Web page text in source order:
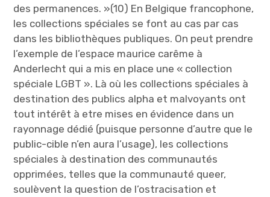
des permanences. »(10) En Belgique francophone,
les collections spéciales se font au cas par cas
dans les bibliothèques publiques. On peut prendre
l’exemple de l’espace maurice carême à
Anderlecht qui a mis en place une « collection
spéciale LGBT ». Là où les collections spéciales à
destination des publics alpha et malvoyants ont
tout intérêt à etre mises en évidence dans un
rayonnage dédié (puisque personne d’autre que le
public-cible n’en aura l’usage), les collections
spéciales à destination des communautés
opprimées, telles que la communauté queer,
soulèvent la question de l’ostracisation et